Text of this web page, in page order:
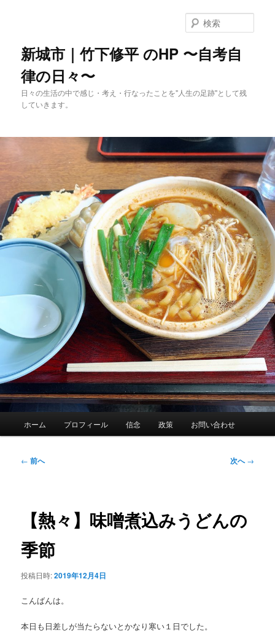
動
新城市｜竹下修平 のHP 〜自考自
律の日々〜
日々の生活の中で感じ・考え・行なったことを"人生の足跡"として残
していきます。
索
ホーム プロフィール 信念 政策 お問い合わせ
投
ョ
ン
← 前へ 次へ→
【熱々】味噌煮込みうどんの
季節
投稿日時:2019年12月4日
こんばんは。
本日も日差しが当たらないとかなり寒い１日でした。